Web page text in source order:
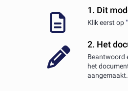
1. Dit
Klik eerst op
2. Het
Beantwoord
het
aangemaakt.